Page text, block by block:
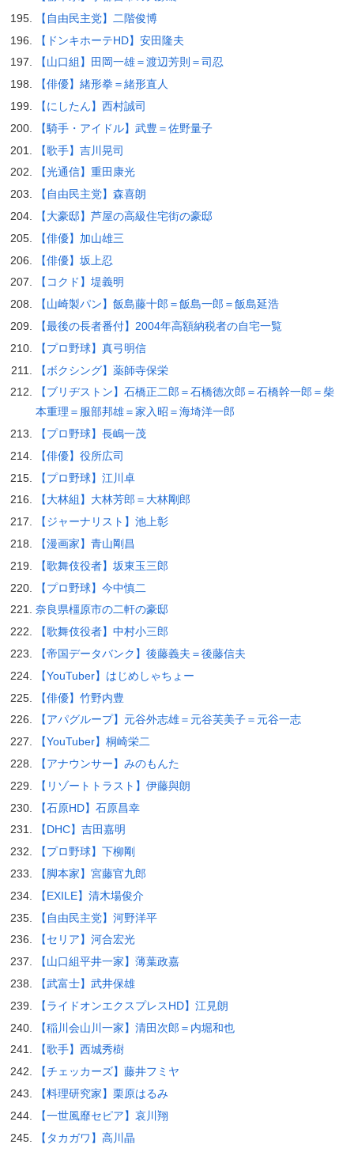
【自由民主党】二階俊博
【ドンキホーテHD】安田隆夫
【山口組】田岡一雄＝渡辺芳則＝司忍
【俳優】緒形拳＝緒形直人
【にしたん】西村誠司
【騎手・アイドル】武豊＝佐野量子
【歌手】吉川晃司
【光通信】重田康光
【自由民主党】森喜朗
【大豪邸】芦屋の高級住宅街の豪邸
【俳優】加山雄三
【俳優】坂上忍
【コクド】堤義明
【山崎製パン】飯島藤十郎＝飯島一郎＝飯島延浩
【最後の長者番付】2004年高額納税者の自宅一覧
【プロ野球】真弓明信
【ボクシング】薬師寺保栄
【ブリヂストン】石橋正二郎＝石橋徳次郎＝石橋幹一郎＝柴
本重理＝服部邦雄＝家入昭＝海埼洋一郎
【プロ野球】長嶋一茂
【俳優】役所広司
【プロ野球】江川卓
【大林組】大林芳郎＝大林剛郎
【ジャーナリスト】池上彰
【漫画家】青山剛昌
【歌舞伎役者】坂東玉三郎
【プロ野球】今中慎二
奈良県橿原市の二軒の豪邸
【歌舞伎役者】中村小三郎
【帝国データバンク】後藤義夫＝後藤信夫
【YouTuber】はじめしゃちょー
【俳優】竹野内豊
【アパグループ】元谷外志雄＝元谷芙美子＝元谷一志
【YouTuber】桐崎栄二
【アナウンサー】みのもんた
【リゾートトラスト】伊藤與朗
【石原HD】石原昌幸
【DHC】吉田嘉明
【プロ野球】下柳剛
【脚本家】宮藤官九郎
【EXILE】清木場俊介
【自由民主党】河野洋平
【セリア】河合宏光
【山口組平井一家】薄葉政嘉
【武富士】武井保雄
【ライドオンエクスプレスHD】江見朗
【稲川会山川一家】清田次郎＝内堀和也
【歌手】西城秀樹
【チェッカーズ】藤井フミヤ
【料理研究家】栗原はるみ
【一世風靡セピア】哀川翔
【タカガワ】高川晶